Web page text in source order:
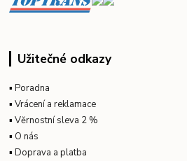
Užitečné odkazy
▪Poradna
▪Vrácení a reklamace
▪Věrnostní sleva 2 %
▪ O nás
▪Doprava a platba